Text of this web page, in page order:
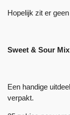
Hopelijk zit er
Sweet & Sour Mix
Een handige
verpakt.